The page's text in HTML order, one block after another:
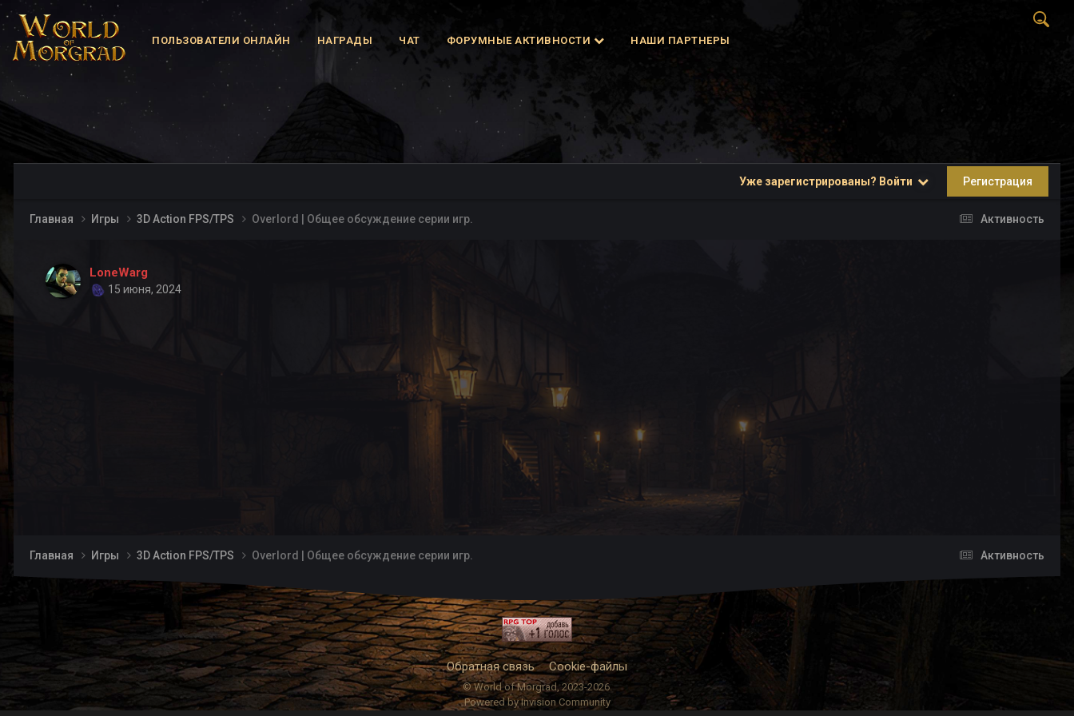
ПОЛЬЗОВАТЕЛИ ОНЛАЙН НАГРАДЫ ЧАТ ФОРУМНЫЕ АКТИВНОСТИ НАШИ ПАРТНЕРЫ
Уже зарегистрированы? Войти Регистрация
Активность
Главная Игры 3D Action FPS/TPS Overlord | Общее обсуждение серии игр.
LoneWarg
15 июня, 2024
Активность
Главная Игры 3D Action FPS/TPS Overlord | Общее обсуждение серии игр.
Обратная связь Cookie-файлы
© World of Morgrad, 2023-2026.
Powered by Invision Community